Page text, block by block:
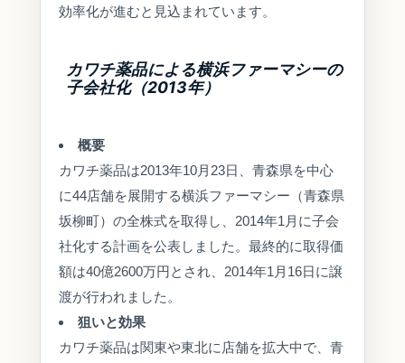
効率化が進むと見込まれています。
カワチ薬品による横浜ファーマシーの
子会社化（2013年）
概要
カワチ薬品は2013年10月23日、青森県を中心
に44店舗を展開する横浜ファーマシー（青森県
坂柳町）の全株式を取得し、2014年1月に子会
社化する計画を公表しました。最終的に取得価
額は40億2600万円とされ、2014年1月16日に譲
渡が行われました。
狙いと効果
カワチ薬品は関東や東北に店舗を拡大中で、青